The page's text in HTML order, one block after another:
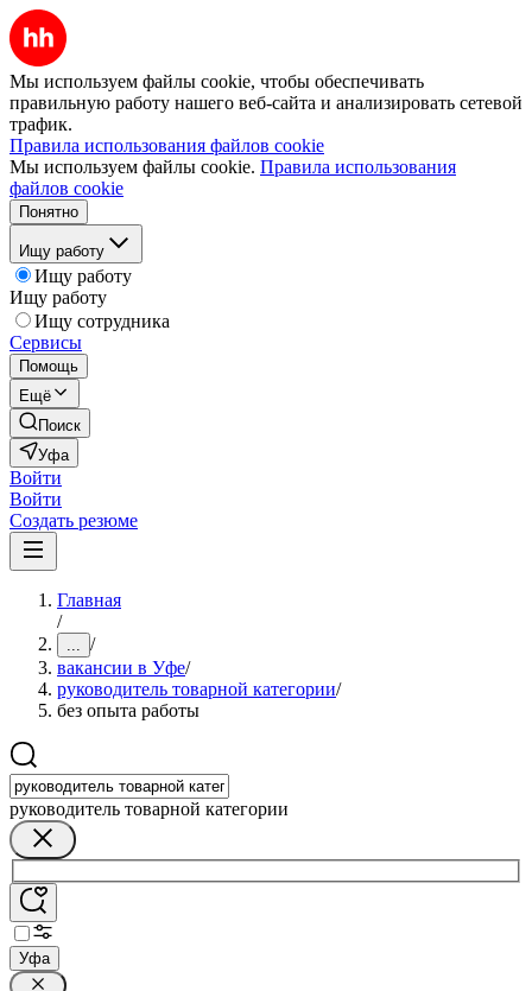
Мы используем файлы cookie, чтобы обеспечивать
правильную работу нашего веб-сайта и анализировать сетевой
трафик.
Правила использования файлов cookie
Мы используем файлы cookie. Правила использования
файлов cookie
Понятно
Ищу работу
Ищу работу
Ищу работу
Ищу сотрудника
Сервисы
Помощь
Ещё
Поиск
Уфа
Войти
Войти
Создать резюме
Главная
/
... /
вакансии в Уфе/
руководитель товарной категории/
без опыта работы
руководитель товарной категории
Уфа